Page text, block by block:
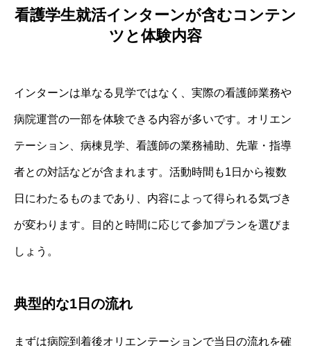
看護学生就活インターンが含むコンテン
ツと体験内容
インターンは単なる見学ではなく、実際の看護師業務や
病院運営の一部を体験できる内容が多いです。オリエン
テーション、病棟見学、看護師の業務補助、先輩・指導
者との対話などが含まれます。活動時間も1日から複数
日にわたるものまであり、内容によって得られる気づき
が変わります。目的と時間に応じて参加プランを選びま
しょう。
典型的な1日の流れ
まずは病院到着後オリエンテーションで当日の流れを確